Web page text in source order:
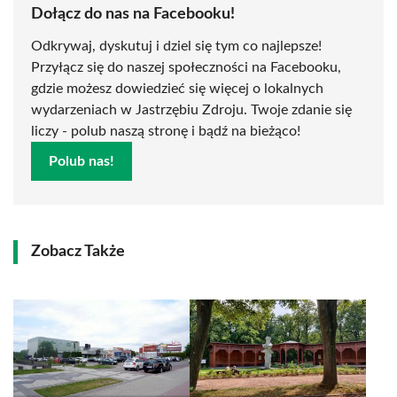
Dołącz do nas na Facebooku!
Odkrywaj, dyskutuj i dziel się tym co najlepsze!
Przyłącz się do naszej społeczności na Facebooku,
gdzie możesz dowiedzieć się więcej o lokalnych
wydarzeniach w Jastrzębiu Zdroju. Twoje zdanie się
liczy - polub naszą stronę i bądź na bieżąco!
Polub nas!
Zobacz Także